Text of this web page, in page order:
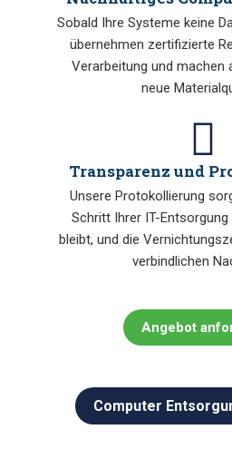
Sobald Ihre Systeme keine
übernehmen zertifizierte
Verarbeitung und machen
neue
Transparenz und
Unsere Protokollierung
Schritt Ihrer IT-Entsorgung
bleibt, und die
verbindlichen
Angebot
Computer